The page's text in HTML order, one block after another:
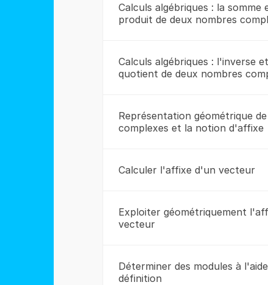
Calculs algébriques : la somme
produit de deux nombres
Calculs algébriques : l'inverse
quotient de deux nombres
Représentation géométrique
complexes et la notion d'affixe
Calculer l'affixe d'un vecteur
Exploiter géométriquement
vecteur
Déterminer des modules à
définition